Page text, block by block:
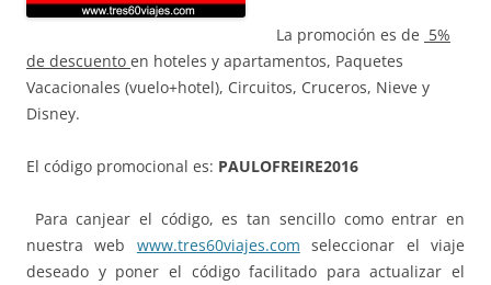
La promoción es de 5%
de descuento en hoteles y apartamentos, Paquetes
Vacacionales (vuelo+hotel), Circuitos, Cruceros, Nieve y
Disney.
El código promocional es: PAULOFREIRE2016
Para canjear el código, es tan sencillo como entrar en
nuestra web www.tres60viajes.com seleccionar el viaje
deseado y poner el código facilitado para actualizar el